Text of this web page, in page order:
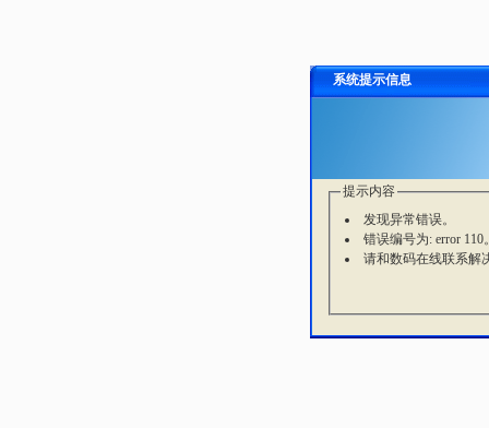
系统提示信息
提示内容
发现异常错误。
错误编号为: error 110
请和数码在线联系解